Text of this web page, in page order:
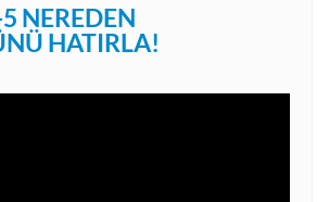
NEREDEN
HATIRLA!